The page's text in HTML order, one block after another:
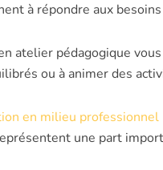
à répondre aux
atelier pédagogique
ou à animer des
en milieu professionnel
une part